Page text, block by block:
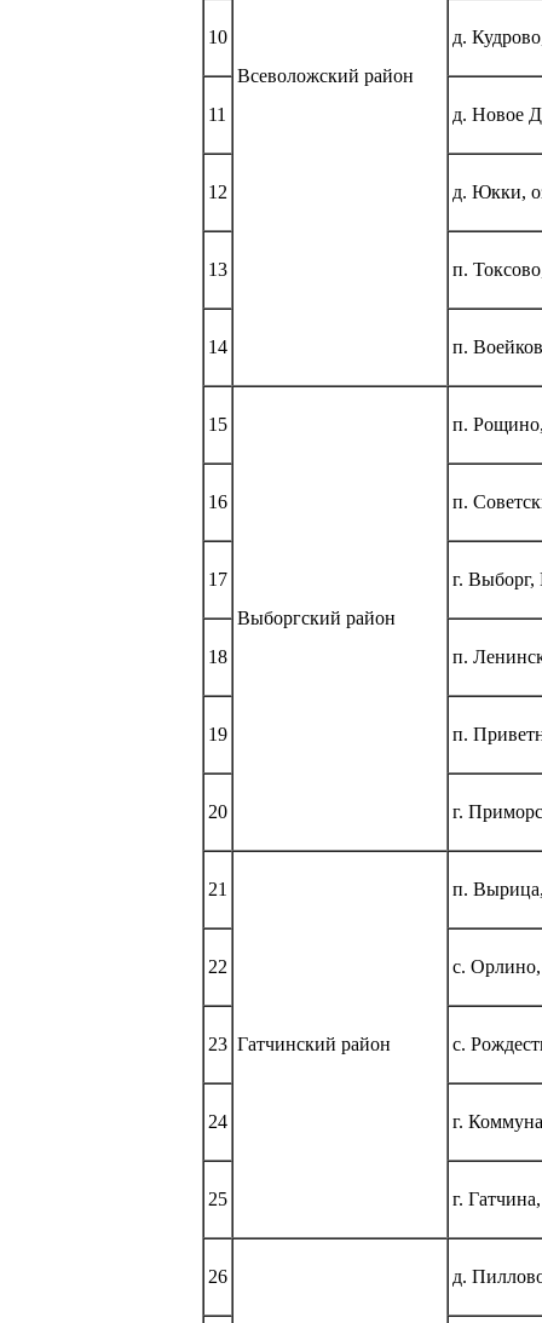
Всеволожский район
10 д.
11 д. Новое
12 д. Юкки,
13 п.
14 п.
15
Выборгский район
п. Рощино,
16 п.
17 г.
18 п.
19 п.
20 г.
21
Гатчинский район
п.
22 с.
23 с.
24 г.
25 г.
26 д.